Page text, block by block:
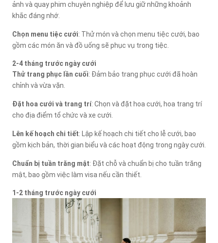
ảnh và quay phim chuyên nghiệp để lưu giữ những khoảnh
khắc đáng nhớ.
Chọn menu tiệc cưới: Thử món và chọn menu tiệc cưới, bao
gồm các món ăn và đồ uống sẽ phục vụ trong tiệc.
2-4 tháng trước ngày cưới
Thử trang phục lần cuối: Đảm bảo trang phục cưới đã hoàn
chỉnh và vừa vặn.
Đặt hoa cưới và trang trí: Chọn và đặt hoa cưới, hoa trang trí
cho địa điểm tổ chức và xe cưới.
Lên kế hoạch chi tiết: Lập kế hoạch chi tiết cho lễ cưới, bao
gồm kịch bản, thời gian biểu và các hoạt động trong ngày cưới.
Chuẩn bị tuần trăng mật: Đặt chỗ và chuẩn bị cho tuần trăng
mật, bao gồm việc làm visa nếu cần thiết.
1-2 tháng trước ngày cưới